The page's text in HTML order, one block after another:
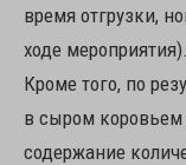
время отгрузки,
ходе мероприятия).
Кроме того, по
в сыром
содержание